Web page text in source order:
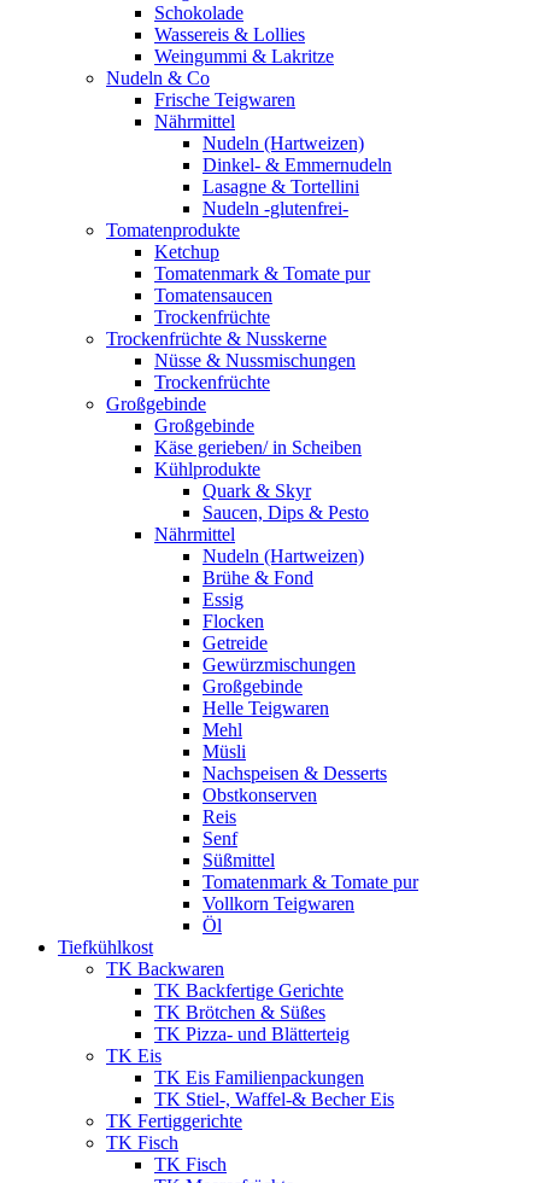
Schokolade
Wassereis & Lollies
Weingummi & Lakritze
Nudeln & Co
Frische Teigwaren
Nährmittel
Nudeln (Hartweizen)
Dinkel- & Emmernudeln
Lasagne & Tortellini
Nudeln -glutenfrei-
Tomatenprodukte
Ketchup
Tomatenmark & Tomate pur
Tomatensaucen
Trockenfrüchte
Trockenfrüchte & Nusskerne
Nüsse & Nussmischungen
Trockenfrüchte
Großgebinde
Großgebinde
Käse gerieben/ in Scheiben
Kühlprodukte
Quark & Skyr
Saucen, Dips & Pesto
Nährmittel
Nudeln (Hartweizen)
Brühe & Fond
Essig
Flocken
Getreide
Gewürzmischungen
Großgebinde
Helle Teigwaren
Mehl
Müsli
Nachspeisen & Desserts
Obstkonserven
Reis
Senf
Süßmittel
Tomatenmark & Tomate pur
Vollkorn Teigwaren
Öl
Tiefkühlkost
TK Backwaren
TK Backfertige Gerichte
TK Brötchen & Süßes
TK Pizza- und Blätterteig
TK Eis
TK Eis Familienpackungen
TK Stiel-, Waffel-& Becher Eis
TK Fertiggerichte
TK Fisch
TK Fisch